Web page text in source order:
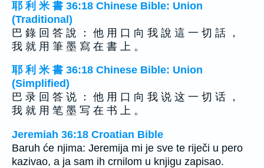
耶 利 米 書 36:18 Chinese Bible: Union
(Traditional)
巴 錄 回 答 說 ： 他 用 口 向 我 說 這 一 切 話 ，
我 就 用 筆 墨 寫 在 書 上 。
耶 利 米 書 36:18 Chinese Bible: Union
(Simplified)
巴 录 回 答 说 ： 他 用 口 向 我 说 这 一 切 话 ，
我 就 用 笔 墨 写 在 书 上 。
Jeremiah 36:18 Croatian Bible
Baruh će njima: Jeremija mi je sve te riječi u pero
kazivao, a ja sam ih crnilom u knjigu zapisao.